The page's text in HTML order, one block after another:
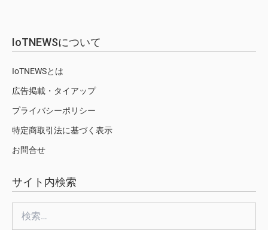
IoTNEWSについて
IoTNEWSとは
広告掲載・タイアップ
プライバシーポリシー
特定商取引法に基づく表示
お問合せ
サイト内検索